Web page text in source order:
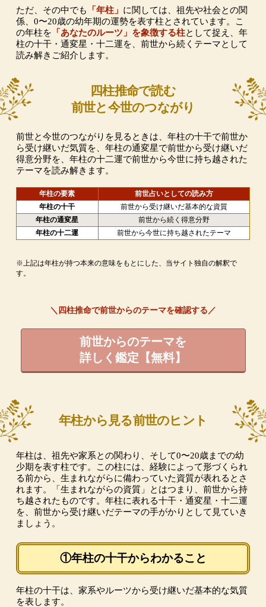
ただ、その中でも 「年柱」 に関しては、祖先や社会との関
係、0〜20歳の幼年期の運勢を表す柱とされています。こ
の年柱を 「あなたのルーツ」を象徴する柱として捉え、年
柱の十干・通変星・十二運を、前世から続くテーマとして
読み解きご紹介します。
四柱推命で読む
前世と今世のつながり
前世と今世のつながりを見るときは、年柱の十干で前世か
ら受け継いだ気質を、年柱の通変星で前世から受け継いだ
得意分野を、年柱の十二運で前世から今世に持ち越された
テーマを読み解きます。
年柱の要素
前世占いとしての読み方
年柱の十干
前世から受け継いだ基本的な資質
年柱の通変星
前世から続く得意分野
年柱の十二運
前世から今世に持ち越されたテーマ
※上記は年柱が持つ本来の意味をもとにした、当サイト独自の解釈で
す。
＼四柱推命で前世からのテーマを確認する／
前世からのテーマを
詳しく鑑定【無料】
年柱から見る前世のヒント
年柱は、祖先や家系との関わり、そして0〜20歳までの幼
少期を表す柱です。この柱には、経験によって形づくられ
る前から、生まれながらに備わっていた資質が表れるとさ
れます。「生まれながらの資質」とはつまり、前世から持
ち越されたものです。年柱に表れる十干・通変星・十二運
を、前世から受け継いだテーマの手がかりとして見ていき
ましょう。
①年柱の十干からわかること
年柱の十干は、家系やルーツから受け継いだ基本的な気質
を表します。